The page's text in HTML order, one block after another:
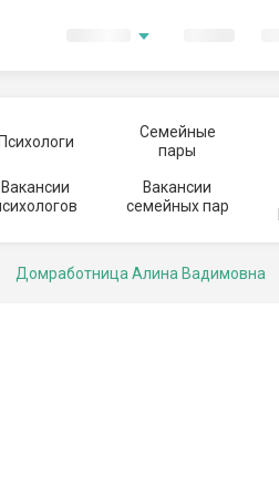
Семейные
пары
Вакансии
Вакансии
семейных пар
Домработница Алина Вадимовна